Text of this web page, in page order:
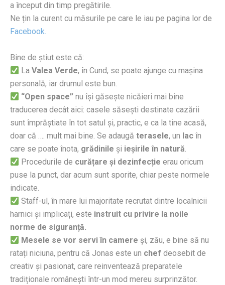
a început din timp pregătirile.
Ne țin la curent cu măsurile pe care le iau pe pagina lor de
Facebook.
Bine de știut este că:
LaValea Verde, în Cund, se poate ajunge cu mașina
personală, iar drumul este bun.
“Open space” nu își găsește nicăieri mai bine
traducerea decât aici: casele săsești destinate cazării
sunt împrăștiate în tot satul și, practic, e ca la tine acasă,
doar că …. mult mai bine. Se adaugă terasele, un lac în
care se poate înota, grădinile și ieșirile în natură.
Procedurile de curățare și dezinfecție erau oricum
puse la punct, dar acum sunt sporite, chiar peste normele
indicate.
Staff-ul, în mare lui majoritate recrutat dintre localnicii
harnici și implicați, este instruit cu privire la noile
norme de siguranță.
Mesele se vor servi în camere și, zău, e bine să nu
ratați niciuna, pentru că Jonas este un chef deosebit de
creativ și pasionat, care reinventează preparatele
tradiționale românești într-un mod mereu surprinzător.